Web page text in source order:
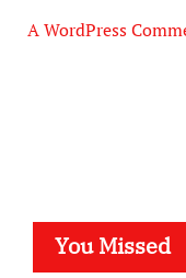
A WordPress
You Missed